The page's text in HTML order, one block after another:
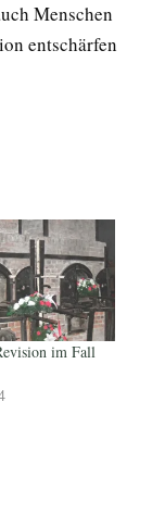
Menschen
entschärfen
im Fall